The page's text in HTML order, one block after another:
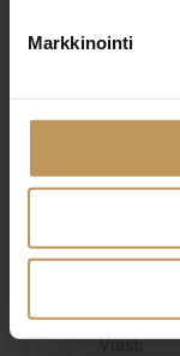
Markkinointi
Nimi*
Sähköposti*